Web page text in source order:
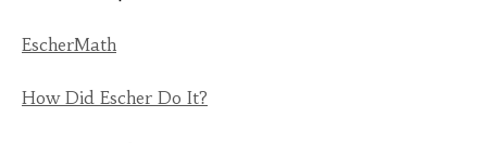
EscherMath
How Did Escher Do It?